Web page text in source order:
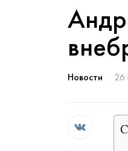
Новости 26